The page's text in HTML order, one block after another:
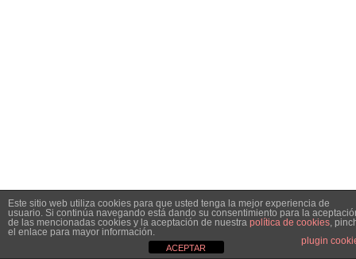
Este sitio web utiliza cookies para que usted tenga la mejor experiencia de
usuario. Si continúa navegando está dando su consentimiento para la
de las mencionadas cookies y la aceptación de nuestra política de cookies,
el enlace para mayor información.
plugin
ACEPTAR